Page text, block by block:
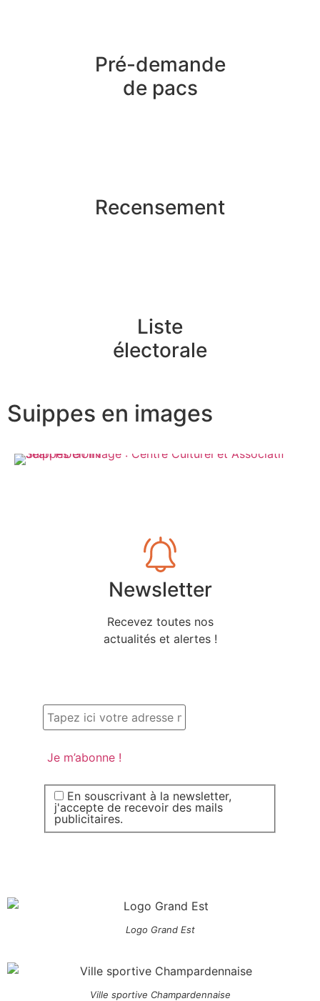
Pré-demande
de pacs
Recensement
Liste
électorale
Suippes en images
Newsletter
Recevez toutes nos
actualités et alertes !
En souscrivant à la newsletter,
j'accepte de recevoir des mails
publicitaires.
Logo Grand Est
Ville sportive Champardennaise